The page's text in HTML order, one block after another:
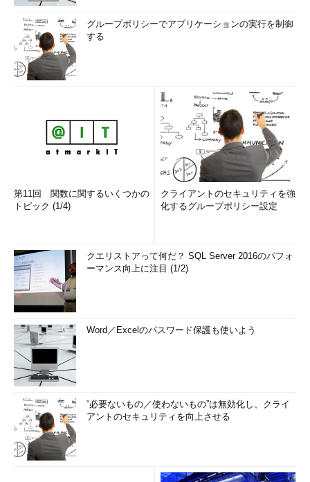
グループポリシーでアプリケーションの実行を制御
する
第11回 関数に関するいくつかの
トピック (1/4)
クライアントのセキュリティを強
化するグループポリシー設定
クエリストアって何だ？ SQL Server 2016のパフォ
ーマンス向上に注目 (1/2)
Word／Excelのパスワード保護も使いよう
“必要ないもの／使わないもの”は無効化し、クライ
アントのセキュリティを向上させる